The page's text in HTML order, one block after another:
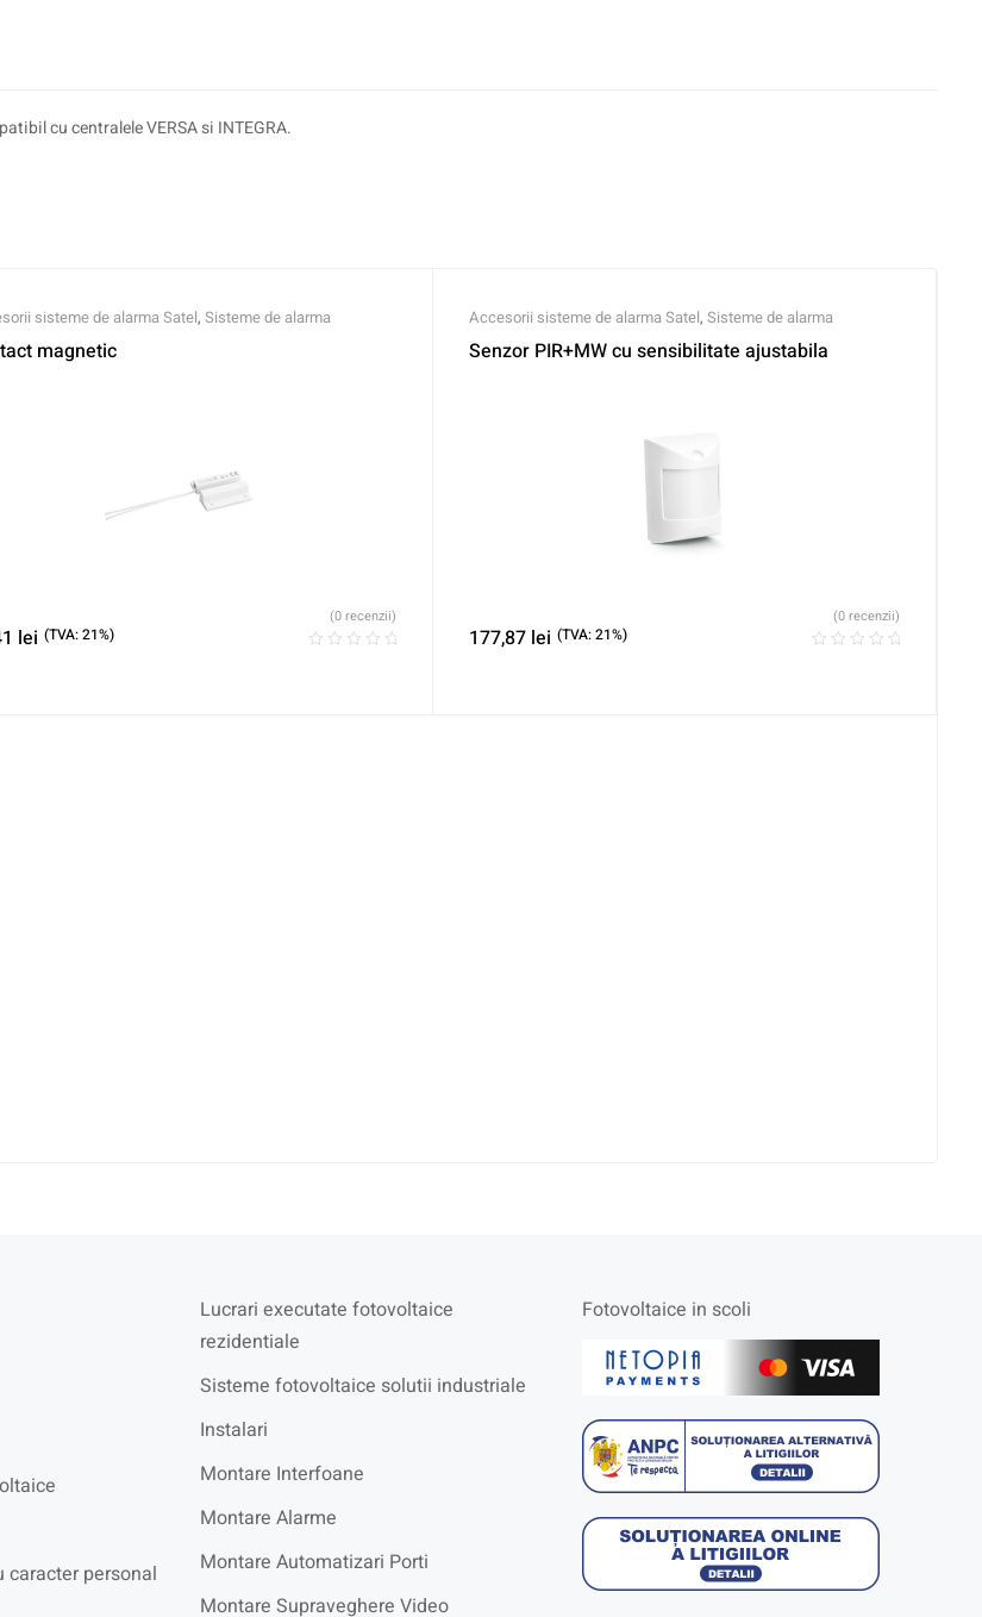
cu centralele VERSA si INTEGRA.
sisteme de alarma Satel, Sisteme de alarma
magnetic
lei (TVA: 21%)
(0 recenzii)
Accesorii sisteme de alarma Satel,Sisteme de alarma
Senzor PIR+MW cu sensibilitate ajustabila
177,87 lei (TVA: 21%)
(0 recenzii)
caracter personal
Lucrari executate fotovoltaice
rezidentiale
Sisteme fotovoltaice solutii industriale
Instalari
Montare Interfoane
Montare Alarme
Montare Automatizari Porti
Montare Supraveghere Video
Fotovoltaice in scoli